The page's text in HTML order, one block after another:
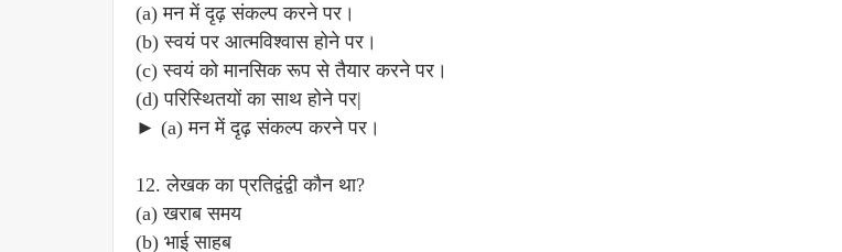
(a) मन में दृढ़ संकल्प करने पर।
(b) स्वयं पर आत्मविश्वास होने पर।
(c) स्वयं को मानसिक रूप से तैयार करने पर।
(d) परिस्थितयों का साथ होने पर|
► (a) मन में दृढ़ संकल्प करने पर।
12. लेखक का प्रतिद्वंद्वी कौन था?
(a) खराब समय
(b) भाई साहब